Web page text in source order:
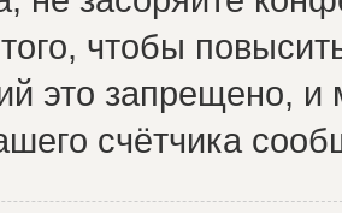
чтобы
это запрещено, и
счётчика